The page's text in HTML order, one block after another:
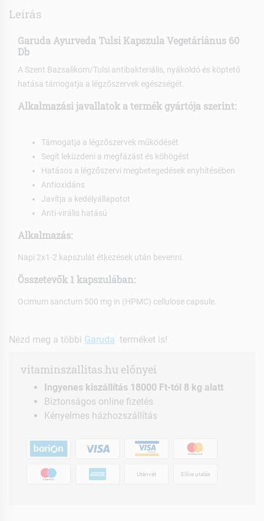
Leírás
Garuda Ayurveda Tulsi Kapszula Vegetáriánus 60
Db
A Szent Bazsalikom/Tulsi antibakteriális, nyákoldó és köptető
hatása támogatja a légzőszervek egészségét.
Alkalmazási javallatok a termék gyártója szerint:
Támogatja a légzőszervek működését
Segít leküzdeni a megfázást és köhögést
Hatásos a légzőszervi megbetegedések enyhítésében
Antioxidáns
Javítja a kedélyállapotot
Anti-virális hatású
Alkalmazás:
Napi 2x1-2 kapszulát étkezések után bevenni.
Összetevők 1 kapszulában:
Ocimum sanctum 500 mg in (HPMC) cellulose capsule.
Nézd meg a többi Garuda terméket is!
vitaminszallitas.hu előnyei
Ingyenes kiszállítás 18000 Ft-tól 8 kg alatt
Biztonságos online fizetés
Kényelmes házhozszállítás
Utánvét Előre utalás